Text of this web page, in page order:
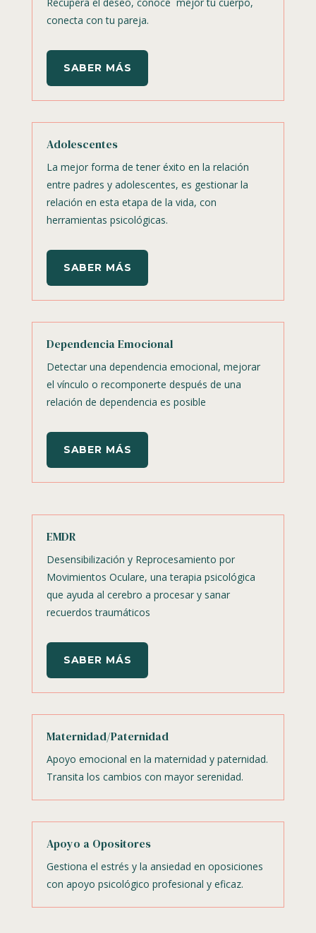
conecta con tu pareja.
SABER MÁS
Adolescentes
La mejor forma de tener éxito en la relación
entre padres y adolescentes, es gestionar la
relación en esta etapa de la vida, con
herramientas psicológicas.
SABER MÁS
Dependencia Emocional
Detectar una dependencia emocional, mejorar
el vínculo o recomponerte después de una
relación de dependencia es posible
SABER MÁS
EMDR
Desensibilización y Reprocesamiento por
Movimientos Oculare, una terapia psicológica
que ayuda al cerebro a procesar y sanar
recuerdos traumáticos
SABER MÁS
Maternidad/Paternidad
Apoyo emocional en la maternidad y paternidad.
Transita los cambios con mayor serenidad.
Apoyo a Opositores
Gestiona el estrés y la ansiedad en oposiciones
con apoyo psicológico profesional y eficaz.